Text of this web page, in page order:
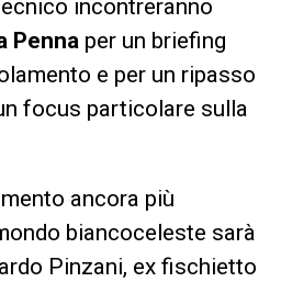
incontreranno
Pennaper un briefing
e per un ripasso
focus particolare sulla
ancora più
biancoceleste sarà
Pinzani, ex fischietto